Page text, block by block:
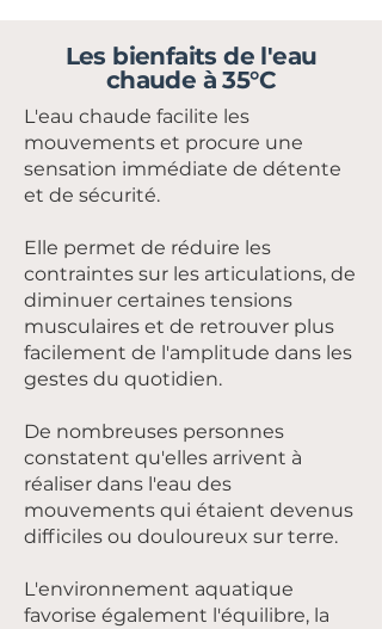
Les bienfaits de l'eau
chaude à 35°C
L'eau chaude facilite les
mouvements et procure une
sensation immédiate de détente
et de sécurité.
Elle permet de réduire les
contraintes sur les articulations, de
diminuer certaines tensions
musculaires et de retrouver plus
facilement de l'amplitude dans les
gestes du quotidien.
De nombreuses personnes
constatent qu'elles arrivent à
réaliser dans l'eau des
mouvements qui étaient devenus
difficiles ou douloureux sur terre.
L'environnement aquatique
favorise également l'équilibre, la